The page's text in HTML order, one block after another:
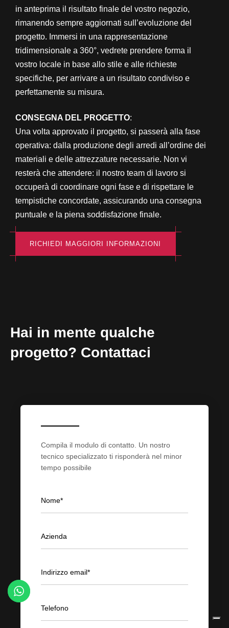
in anteprima il risultato finale del vostro negozio,
rimanendo sempre aggiornati sull’evoluzione del
progetto. Immersi in una rappresentazione
tridimensionale a 360°, vedrete prendere forma il
vostro locale in base allo stile e alle richieste
specifiche, per arrivare a un risultato condiviso e
perfettamente su misura.
CONSEGNA DEL PROGETTO:
Una volta approvato il progetto, si passerà alla fase
operativa: dalla produzione degli arredi all’ordine dei
materiali e delle attrezzature necessarie. Non vi
resterà che attendere: il nostro team di lavoro si
occuperà di coordinare ogni fase e di rispettare le
tempistiche concordate, assicurando una consegna
puntuale e la piena soddisfazione finale.
RICHIEDI MAGGIORI INFORMAZIONI
Hai in mente qualche
progetto? Contattaci
Compila il modulo di contatto. Un nostro
tecnico specializzato ti risponderà nel minor
tempo possibile